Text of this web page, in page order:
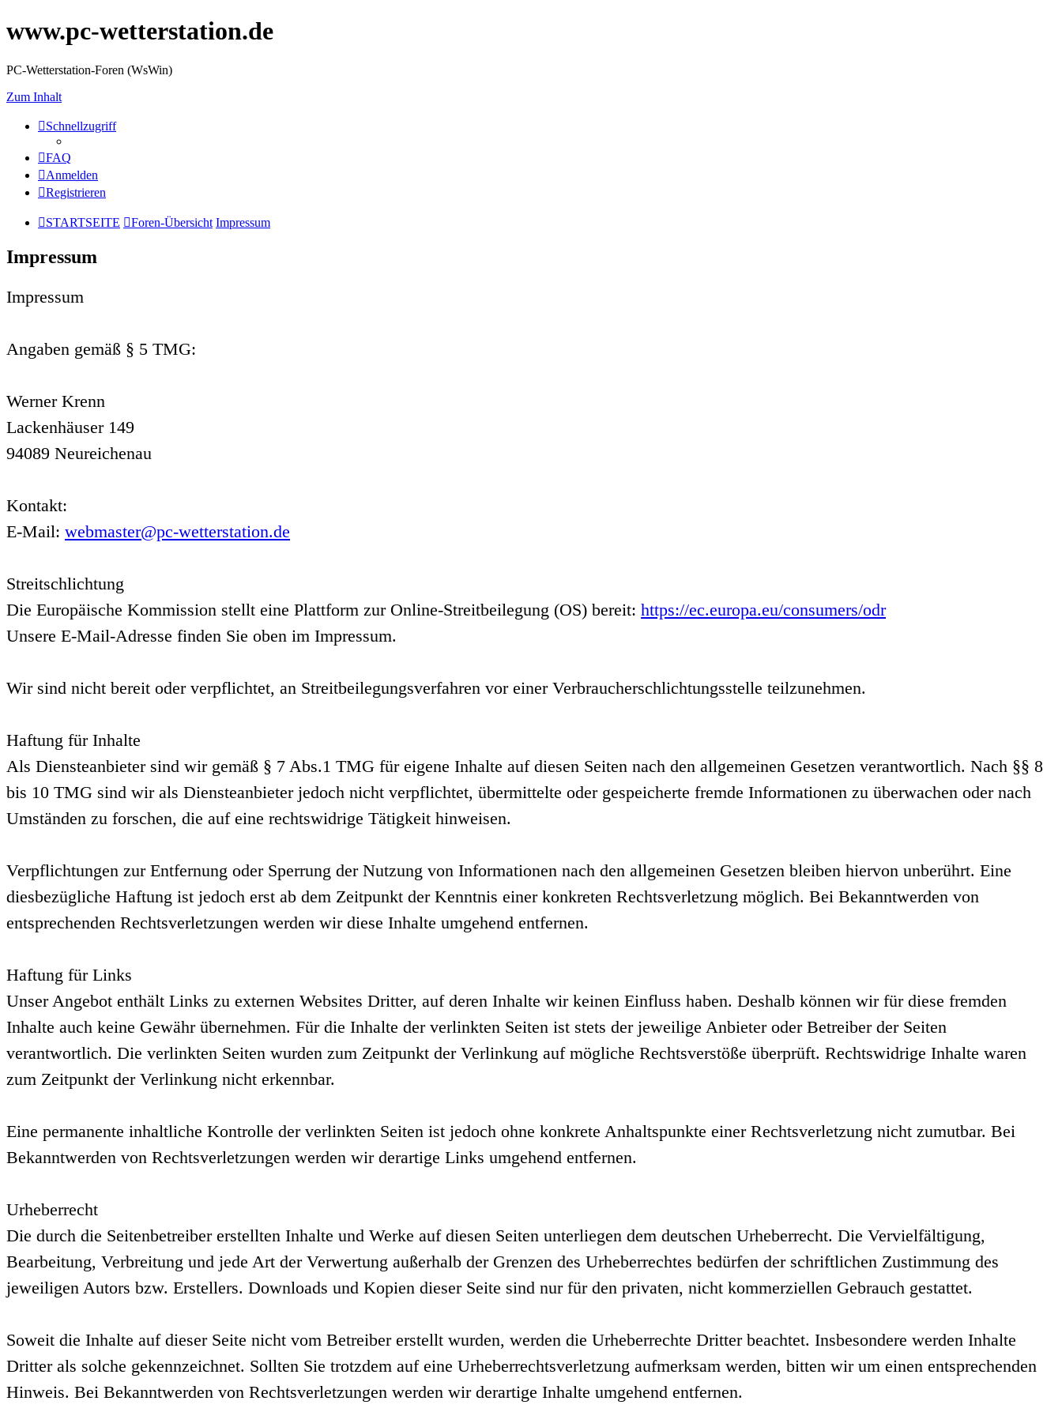
www.pc-wetterstation.de
PC-Wetterstation-Foren (WsWin)
Zum Inhalt
Schnellzugriff
FAQ
Anmelden
Registrieren
STARTSEITE Foren-Übersicht Impressum
Impressum
Impressum
Angaben gemäß § 5 TMG:
Werner Krenn
Lackenhäuser 149
94089 Neureichenau
Kontakt:
E-Mail: webmaster@pc-wetterstation.de
Streitschlichtung
Die Europäische Kommission stellt eine Plattform zur Online-Streitbeilegung (OS) bereit: https://ec.europa.eu/consumers/odr
Unsere E-Mail-Adresse finden Sie oben im Impressum.
Wir sind nicht bereit oder verpflichtet, an Streitbeilegungsverfahren vor einer Verbraucherschlichtungsstelle teilzunehmen.
Haftung für Inhalte
Als Diensteanbieter sind wir gemäß § 7 Abs.1 TMG für eigene Inhalte auf diesen Seiten nach den allgemeinen Gesetzen verantwortlich. Nach §§ 8
bis 10 TMG sind wir als Diensteanbieter jedoch nicht verpflichtet, übermittelte oder gespeicherte fremde Informationen zu überwachen oder nach
Umständen zu forschen, die auf eine rechtswidrige Tätigkeit hinweisen.
Verpflichtungen zur Entfernung oder Sperrung der Nutzung von Informationen nach den allgemeinen Gesetzen bleiben hiervon unberührt. Eine
diesbezügliche Haftung ist jedoch erst ab dem Zeitpunkt der Kenntnis einer konkreten Rechtsverletzung möglich. Bei Bekanntwerden von
entsprechenden Rechtsverletzungen werden wir diese Inhalte umgehend entfernen.
Haftung für Links
Unser Angebot enthält Links zu externen Websites Dritter, auf deren Inhalte wir keinen Einfluss haben. Deshalb können wir für diese fremden
Inhalte auch keine Gewähr übernehmen. Für die Inhalte der verlinkten Seiten ist stets der jeweilige Anbieter oder Betreiber der Seiten
verantwortlich. Die verlinkten Seiten wurden zum Zeitpunkt der Verlinkung auf mögliche Rechtsverstöße überprüft. Rechtswidrige Inhalte waren
zum Zeitpunkt der Verlinkung nicht erkennbar.
Eine permanente inhaltliche Kontrolle der verlinkten Seiten ist jedoch ohne konkrete Anhaltspunkte einer Rechtsverletzung nicht zumutbar. Bei
Bekanntwerden von Rechtsverletzungen werden wir derartige Links umgehend entfernen.
Urheberrecht
Die durch die Seitenbetreiber erstellten Inhalte und Werke auf diesen Seiten unterliegen dem deutschen Urheberrecht. Die Vervielfältigung,
Bearbeitung, Verbreitung und jede Art der Verwertung außerhalb der Grenzen des Urheberrechtes bedürfen der schriftlichen Zustimmung des
jeweiligen Autors bzw. Erstellers. Downloads und Kopien dieser Seite sind nur für den privaten, nicht kommerziellen Gebrauch gestattet.
Soweit die Inhalte auf dieser Seite nicht vom Betreiber erstellt wurden, werden die Urheberrechte Dritter beachtet. Insbesondere werden Inhalte
Dritter als solche gekennzeichnet. Sollten Sie trotzdem auf eine Urheberrechtsverletzung aufmerksam werden, bitten wir um einen entsprechenden
Hinweis. Bei Bekanntwerden von Rechtsverletzungen werden wir derartige Inhalte umgehend entfernen.